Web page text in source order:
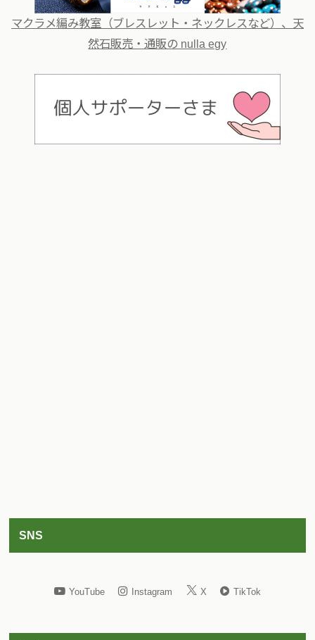
マクラメ編み教室（ブレスレット・ネックレスなど）、天
然石販売・通販の nulla egy
SNS
YouTube Instagram X TikTok